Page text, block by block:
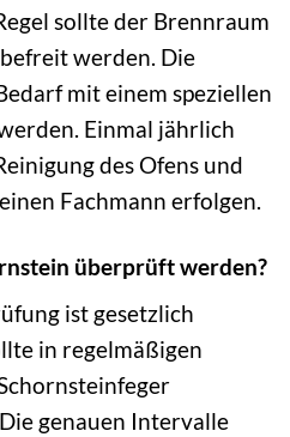
sollte der Brennraum
werden. Die
mit einem speziellen
Einmal jährlich
des Ofens und
Fachmann erfolgen.
überprüft werden?
ist gesetzlich
in regelmäßigen
genauen Intervalle